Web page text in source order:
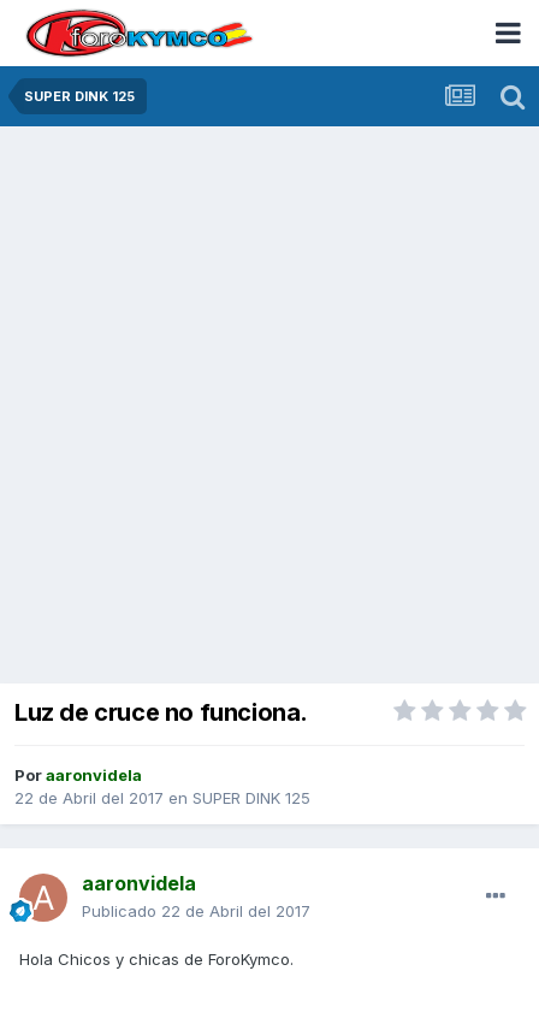
SUPER DINK 125
Luz de cruce no funciona.
Poraaronvidela
22 de Abril del 2017 en SUPER DINK 125
aaronvidela
Publicado 22 de Abril del 2017
Hola Chicos y chicas de ForoKymco.